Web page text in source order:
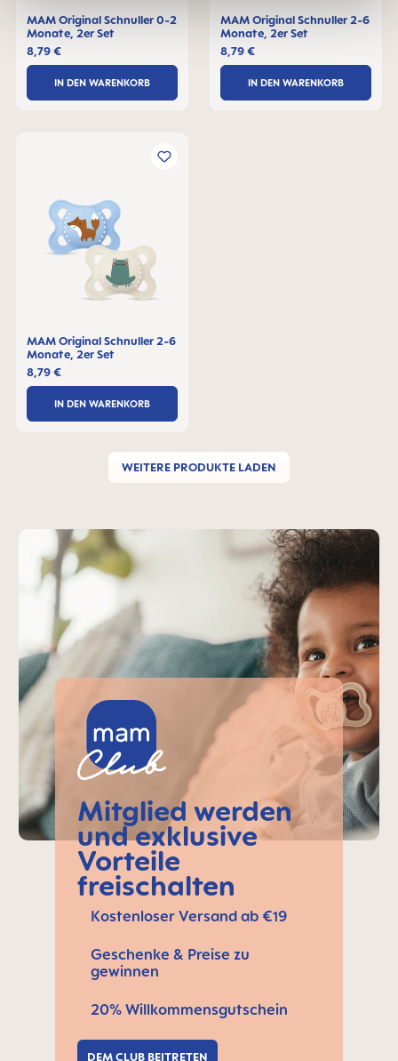
MAM Original Schnuller 0-2
Monate, 2er Set
8,79 €
IN DEN WARENKORB
MAM Original Schnuller 2-6
Monate, 2er Set
8,79 €
IN DEN WARENKORB
MAM Original Schnuller 2-6
Monate, 2er Set
8,79 €
IN DEN WARENKORB
WEITERE PRODUKTE LADEN
MAM-Teaser überspringen
Mitglied werden
und exklusive
Vorteile
freischalten
Kostenloser Versand ab €19
Geschenke & Preise zu
gewinnen
20% Willkommensgutschein
DEM CLUB BEITRETEN